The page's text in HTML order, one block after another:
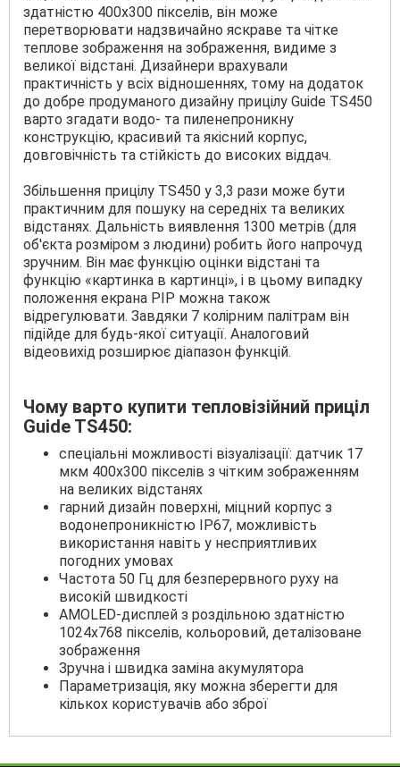
здатністю 400x300 пікселів, він може
перетворювати надзвичайно яскраве та чітке
теплове зображення на зображення, видиме з
великої відстані. Дизайнери врахували
практичність у всіх відношеннях, тому на додаток
до добре продуманого дизайну прицілу Guide TS450
варто згадати водо- та пиленепроникну
конструкцію, красивий та якісний корпус,
довговічність та стійкість до високих віддач.
Збільшення прицілу TS450 у 3,3 рази може бути
практичним для пошуку на середніх та великих
відстанях. Дальність виявлення 1300 метрів (для
об'єкта розміром з людини) робить його напрочуд
зручним. Він має функцію оцінки відстані та
функцію «картинка в картинці», і в цьому випадку
положення екрана PIP можна також
відрегулювати. Завдяки 7 колірним палітрам він
підійде для будь-якої ситуації. Аналоговий
відеовихід розширює діапазон функцій.
Чому варто купити тепловізійний приціл
Guide TS450:
спеціальні можливості візуалізації: датчик 17
мкм 400x300 пікселів з чітким зображенням
на великих відстанях
гарний дизайн поверхні, міцний корпус з
водонепроникністю IP67, можливість
використання навіть у несприятливих
погодних умовах
Частота 50 Гц для безперервного руху на
високій швидкості
AMOLED-дисплей з роздільною здатністю
1024x768 пікселів, кольоровий, деталізоване
зображення
Зручна і швидка заміна акумулятора
Параметризація, яку можна зберегти для
кількох користувачів або зброї